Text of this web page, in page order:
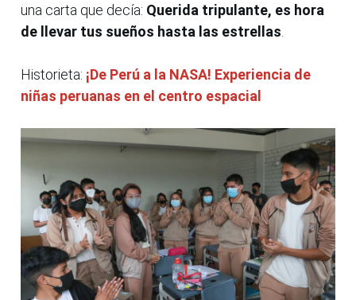
una carta que decía: Querida tripulante, es hora
de llevar tus sueños hasta las estrellas
Historieta: ¡De Perú a la NASA! Experiencia de
niñas peruanas en el centro espacial